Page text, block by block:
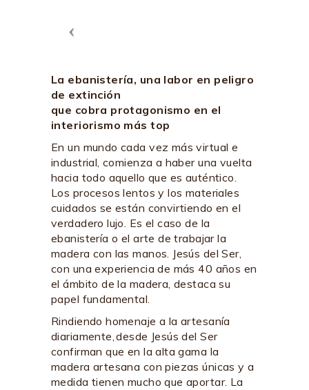
La ebanistería, una labor en peligro
de extinción
que cobra protagonismo en el
interiorismo más top
En un mundo cada vez más virtual e
industrial, comienza a haber una vuelta
hacia todo aquello que es auténtico.
Los procesos lentos y los materiales
cuidados se están convirtiendo en el
verdadero lujo. Es el caso de la
ebanistería o el arte de trabajar la
madera con las manos. Jesús del Ser,
con una experiencia de más 40 años en
el ámbito de la madera, destaca su
papel fundamental.
Rindiendo homenaje a la artesanía
diariamente, desde Jesús del Ser
confirman que en la alta gama la
madera artesana con piezas únicas y a
medida tienen mucho que aportar. La